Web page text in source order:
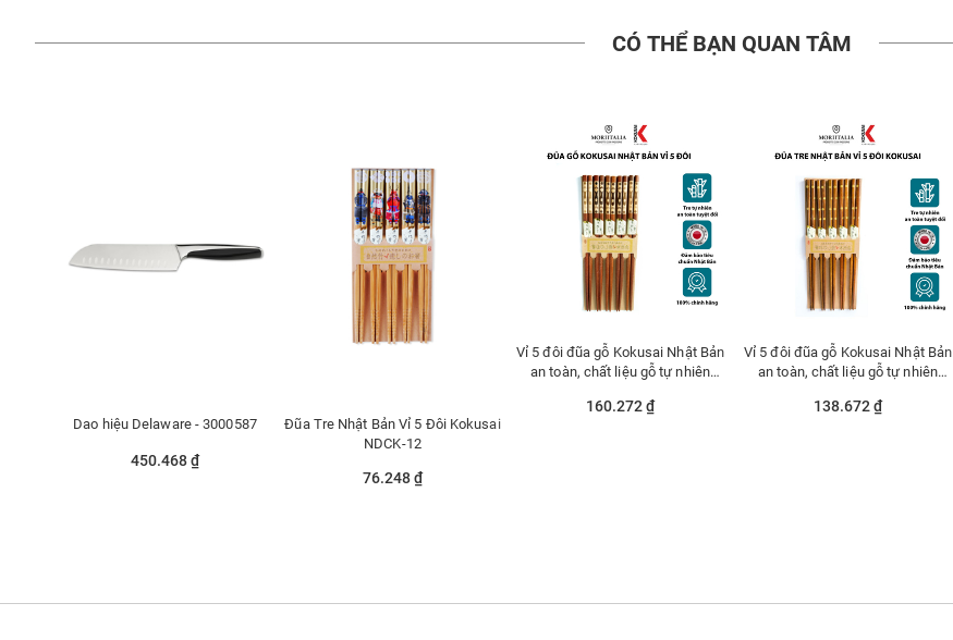
CÓ THỂ BẠN QUAN TÂM
Dao hiệu Delaware - 3000587
450.468 ₫
Đũa Tre Nhật Bản Vỉ 5 Đôi Kokusai
NDCK-12
76.248 ₫
Vỉ 5 đôi đũa gỗ Kokusai Nhật Bản
an toàn, chất liệu gỗ tự nhiên
160.272 ₫
Vỉ 5 đôi đũa gỗ Kokusai Nhật Bản
an toàn, chất liệu gỗ tự nhiên
138.672 ₫